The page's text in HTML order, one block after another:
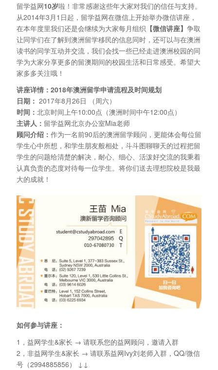
留学益网10岁啦！非常感谢这些年大家对我们的信任与支持。
从2014年3月1日起，留学益网在微信上开始举办微信讲座，
在本年度里我们还是会继续为大家每月组织 【微信讲座】 争取
让同学们在了解到澳洲留学移民的信息同时，还可以与在澳洲
读书的同学互动并交流，我们会找一些已经走进澳洲校园的同
学为大家分享更多的留澳期间的校园生活和日常感受。希望大
家多多关注哦！
讲座详情：2018年澳洲留学申请流程及时间规划
日期： 2017年8月26日 （周六）
时间： 北京时间上午10:00点（澳洲时间中午12:00点）
主讲人： 留学益网北京办公室Mia老师
顾问介绍： 作为一名前90后的澳洲留学顾问，更能体会每位留
学生心中所想，和学生朋友般相处，斗斗图聊聊天的过程把留
学生的问题给清楚的解决，耐心、细心、活泼好交流的我秉着
认真负责的态度对待每一位学生。将你们送去理想院校是我最
大的成就！
如何参与讲座：
1，益网学生&家长 → 请联系您的益网顾问，邀请入群
2，非益网学生&家长 → 请联系益网Ivy刘老师入群，QQ/微信
号（2994885856） ↓↓